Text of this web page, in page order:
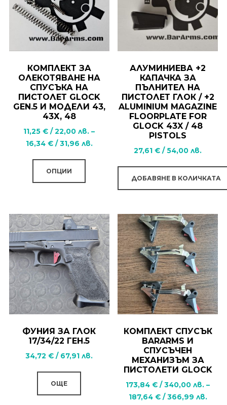
КОМПЛЕКТ ЗА
ОЛЕКОТЯВАНЕ НА
СПУСЪКА НА
ПИСТОЛЕТ GLOCK
GEN.5 И МОДЕЛИ 43,
43Х, 48
11,25€ /22,00лв. –
16,34 € /31,96 лв.Price
through
16,34 €
/
31,96
лв.
ОПЦИИ
This
variants.
The
options
may
be
chosen
on
the
product
page
АЛУМИНИЕВА +2
КАПАЧКА ЗА
ПЪЛНИТЕЛ НА
ПИСТОЛЕТ ГЛОК / +2
ALUMINIUM MAGAZINE
FLOORPLATE FOR
GLOCK 43X / 48
PISTOLS
27,61€ /54,00лв.
ДОБАВЯНЕ В КОЛИЧКАТА
ФУНИЯ ЗА ГЛОК
17/34/22 ГЕН.5
34,72€ / 67,91лв.
ОЩЕ
КОМПЛЕКТ СПУСЪК
BARARMS И
СПУСЪЧЕН
МЕХАНИЗЪМ ЗА
ПИСТОЛЕТИ GLOCK
173,84€ /340,00лв. –
187,64 € /366,99 лв.Price